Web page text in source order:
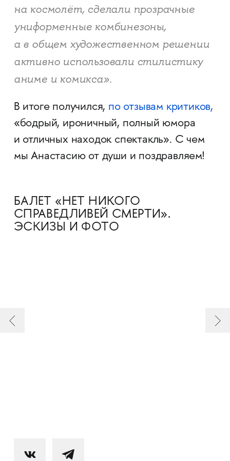
на космолёт, сделали прозрачные
униформенные комбинезоны,
а в общем художественном решении
активно использовали стилистику
аниме и комикса».
В итоге получился, по отзывам критиков,
«бодрый, ироничный, полный юмора
и отличных находок спектакль». С чем
мы Анастасию от души и поздравляем!
БАЛЕТ «НЕТ НИКОГО
СПРАВЕДЛИВЕЙ СМЕРТИ».
ЭСКИЗЫ И ФОТО